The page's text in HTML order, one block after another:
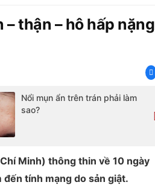
thận – hô hấp nặng
Nổi mụn ẩn trên trán phải làm
sao?
Minh) thông thin về 10 ngày
tính mạng do sản giật.